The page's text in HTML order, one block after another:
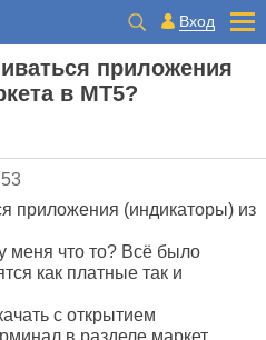
Вход
приложения
в MT5?
приложения (индикаторы) из
меня что то? Всё было
как платные так и
с открытием